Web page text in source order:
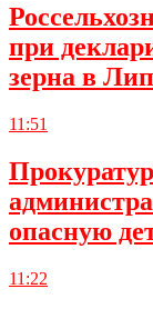
при
зерна в
11:51
опасную
11:22